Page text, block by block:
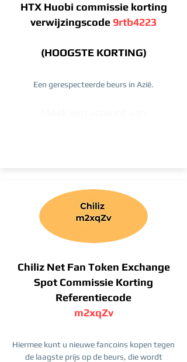
HTX Huobi commissie korting
verwijzingscode 9rtb4223
(HOOGSTE KORTING)
Een gerespecteerde beurs in Azië.
Chiliz Net Fan Token Exchange
Spot Commissie Korting
Referentiecode
m2xqZv
Hiermee kunt u nieuwe fancoins kopen tegen
de laagste prijs op de beurs, die wordt